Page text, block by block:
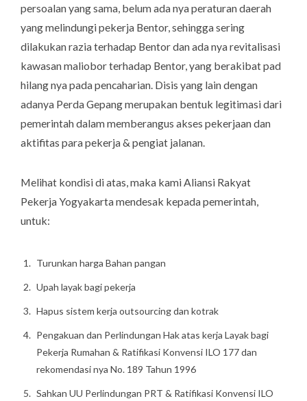
persoalan yang sama, belum ada nya peraturan daerah
yang melindungi pekerja Bentor, sehingga sering
dilakukan razia terhadap Bentor dan ada nya revitalisasi
kawasan maliobor terhadap Bentor, yang berakibat pad
hilang nya pada pencaharian. Disis yang lain dengan
adanya Perda Gepang merupakan bentuk legitimasi dari
pemerintah dalam memberangus akses pekerjaan dan
aktifitas para pekerja & pengiat jalanan.
Melihat kondisi di atas, maka kami Aliansi Rakyat
Pekerja Yogyakarta mendesak kepada pemerintah,
untuk:
Turunkan harga Bahan pangan
Upah layak bagi pekerja
Hapus sistem kerja outsourcing dan kotrak
Pengakuan dan Perlindungan Hak atas kerja Layak bagi
Pekerja Rumahan & Ratifikasi Konvensi ILO 177 dan
rekomendasi nya No. 189 Tahun 1996
Sahkan UU Perlindungan PRT & Ratifikasi Konvensi ILO